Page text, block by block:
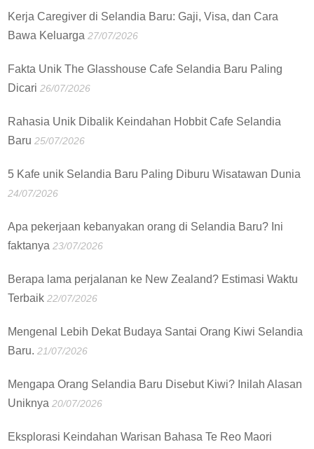
Kerja Caregiver di Selandia Baru: Gaji, Visa, dan Cara
Bawa Keluarga 27/07/2026
Fakta Unik The Glasshouse Cafe Selandia Baru Paling
Dicari 26/07/2026
Rahasia Unik Dibalik Keindahan Hobbit Cafe Selandia
Baru 25/07/2026
5 Kafe unik Selandia Baru Paling Diburu Wisatawan Dunia
24/07/2026
Apa pekerjaan kebanyakan orang di Selandia Baru? Ini
faktanya 23/07/2026
Berapa lama perjalanan ke New Zealand? Estimasi Waktu
Terbaik 22/07/2026
Mengenal Lebih Dekat Budaya Santai Orang Kiwi Selandia
Baru. 21/07/2026
Mengapa Orang Selandia Baru Disebut Kiwi? Inilah Alasan
Uniknya 20/07/2026
Eksplorasi Keindahan Warisan Bahasa Te Reo Maori